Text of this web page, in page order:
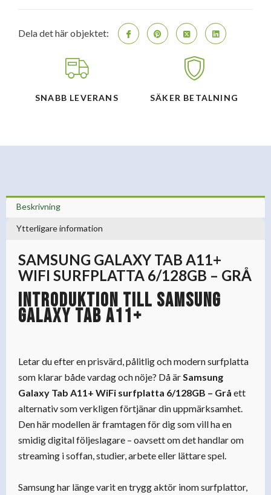
Grå(Nordisk)
Dela det här objektet:
SNABB LEVERANS SÄKER BETALNING
Beskrivning
Ytterligare information
SAMSUNG GALAXY TAB A11+
WIFI SURFPLATTA 6/128GB – GRÅ
Introduktion till Samsung
Galaxy Tab A11+
Letar du efter en prisvärd, pålitlig och modern surfplatta
som klarar både vardag och nöje? Då ärSamsung
Galaxy Tab A11+ WiFi surfplatta 6/128GB – Grå ett
alternativ som verkligen förtjänar din uppmärksamhet.
Den här modellen är framtagen för dig som vill ha en
smidig digital följeslagare – oavsett om det handlar om
streaming i soffan, studier, arbete eller lättare spel.
Samsung har länge varit en trygg aktör inom surfplattor,